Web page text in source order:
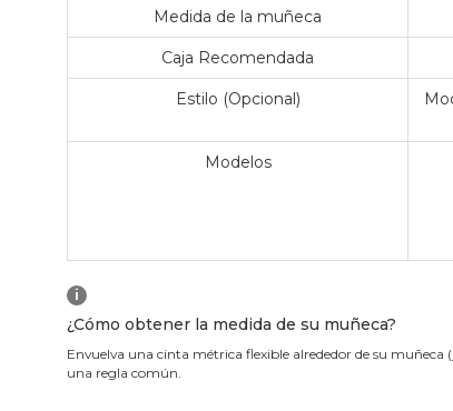
Medida de la muñeca
Caja Recomendada
Estilo (Opcional)
Modelos
i
¿Cómo obtener la medida de su muñeca?
Envuelva una cinta métrica flexible alrededor de su
una regla común.